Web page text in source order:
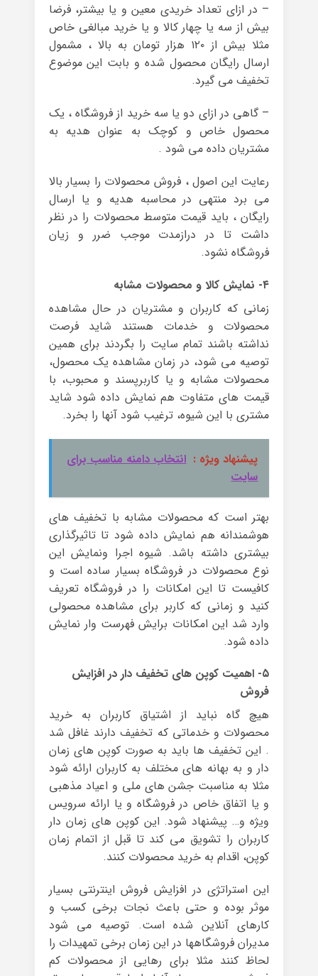
– در ازای تعداد خریدی معین و یا بیشتر، فرضا
بیش از سه یا چهار کالا و یا خرید مبالغی خاص
مثلا بیش از ۱۲۰ هزار تومان به بالا ، مشمول
ارسال رایگان محصول شده و بابت این موضوع
تخفیف می گیرد.
– گاهی در ازای دو یا سه خرید از فروشگاه ، یک
محصول خاص و کوچک به عنوان هدیه به
مشتریان داده می شود .
رعایت این اصول ، فروش محصولات را بسیار بالا
می برد منتهی در محاسبه هدیه و یا ارسال
رایگان ، باید قیمت متوسط محصولات را در نظر
داشت تا در درازمدت موجب ضرر و زیان
فروشگاه نشود.
۴- نمایش کالا و محصولات مشابه
زمانی که کاربران و مشتریان در حال مشاهده
محصولات و خدمات هستند شاید فرصت
نداشته باشند تمام سایت را بگردند برای همین
توصیه می شود، در زمان مشاهده یک محصول،
محصولات مشابه و یا کاربرپسند و محبوب، با
قیمت های متفاوت هم نمایش داده شود شاید
مشتری با این شیوه، ترغیب شود آنها را بخرد.
پیشنهاد ویژه : انتخاب دامنه مناسب برای
سایت
بهتر است که محصولات مشابه با تخفیف های
هوشمندانه هم نمایش داده شود تا تاثیرگذاری
بیشتری داشته باشد. شیوه اجرا ونمایش این
نوع محصولات در فروشگاه بسیار ساده است و
کافیست تا این امکانات را در فروشگاه تعریف
کنید و زمانی که کاربر برای مشاهده محصولی
وارد شد این امکانات برایش فهرست وار نمایش
داده شود.
۵- اهمیت کوپن های تخفیف دار در افزایش
فروش
هیچ گاه نباید از اشتیاق کاربران به خرید
محصولات و خدماتی که تخفیف دارند غافل شد
. این تخفیف ها باید به صورت کوپن های زمان
دار و به بهانه های مختلف به کاربران ارائه شود
مثلا به مناسبت جشن های ملی و اعیاد مذهبی
و یا اتفاق خاص در فروشگاه و یا ارائه سرویس
ویژه و… پیشنهاد شود. این کوپن های زمان دار
کاربران را تشویق می کند تا قبل از اتمام زمان
کوپن، اقدام به خرید محصولات کنند.
این استراتژی در افزایش فروش اینترنتی بسیار
موثر بوده و حتی باعث نجات برخی کسب و
کارهای آنلاین شده است. توصیه می شود
مدیران فروشگاهها در این زمان برخی تمهیدات را
لحاظ کنند مثلا برای رهایی از محصولات کم